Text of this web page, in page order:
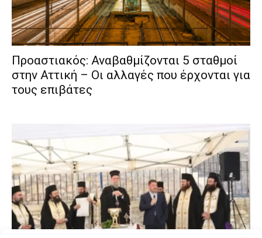
Προαστιακός: Αναβαθμίζονται 5 σταθμοί
στην Αττική – Οι αλλαγές που έρχονται για
τους επιβάτες